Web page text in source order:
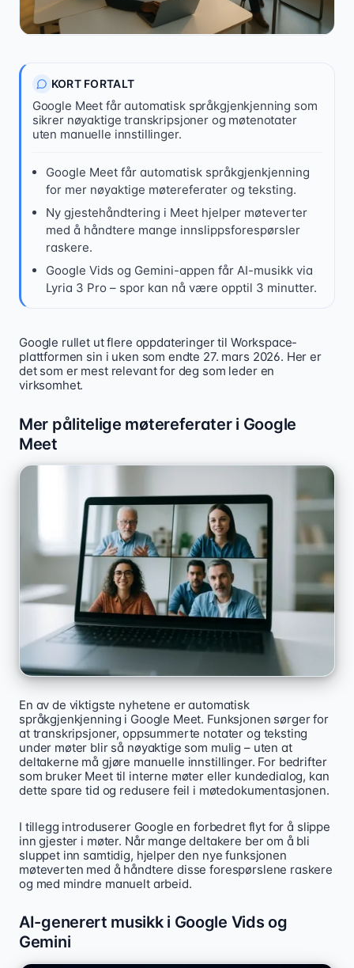
Kontakt oss
KORT FORTALT
Google Meet får automatisk språkgjenkjenning som
sikrer nøyaktige transkripsjoner og møtenotater
uten manuelle innstillinger.
Google Meet får automatisk språkgjenkjenning
for mer nøyaktige møtereferater og teksting.
Ny gjestehåndtering i Meet hjelper møteverter
med å håndtere mange innslippsforespørsler
raskere.
Google Vids og Gemini-appen får AI-musikk via
Lyria 3 Pro – spor kan nå være opptil 3 minutter.
Google oppdaterte Workspace 27. mars 2026 med
Google rullet ut flere oppdateringer til Workspace-
plattformen sin i uken som endte 27. mars 2026. Her er
det som er mest relevant for deg som leder en
virksomhet.
Mer pålitelige møtereferater i Google
Meet
En av de viktigste nyhetene er automatisk
språkgjenkjenning i Google Meet. Funksjonen sørger for
at transkripsjoner, oppsummerte notater og teksting
under møter blir så nøyaktige som mulig – uten at
deltakerne må gjøre manuelle innstillinger. For bedrifter
som bruker Meet til interne møter eller kundedialog, kan
dette spare tid og redusere feil i møtedokumentasjonen.
I tillegg introduserer Google en forbedret flyt for å slippe
inn gjester i møter. Når mange deltakere ber om å bli
sluppet inn samtidig, hjelper den nye funksjonen
møteverten med å håndtere disse forespørslene raskere
og med mindre manuelt arbeid.
AI-generert musikk i Google Vids og
Gemini